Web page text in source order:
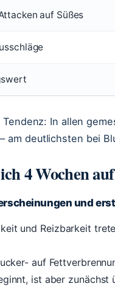
auf Süßes
In allen
am deutlichsten bei
4 Wochen
und
und Reizbarkeit
auf
ist aber zunächst